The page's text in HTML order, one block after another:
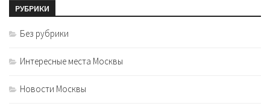
РУБРИКИ
Без рубрики
Интересные места Москвы
Новости Москвы